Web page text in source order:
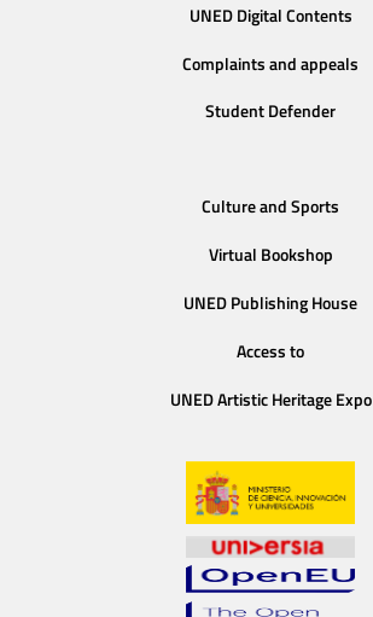
UNED Digital Contents
Complaints and appeals
Student Defender
Culture and Sports
Virtual Bookshop
UNED Publishing House
Access to
UNED Artistic Heritage Expo